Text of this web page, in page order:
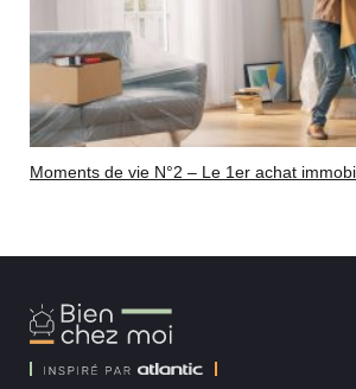
Moments de vie N°2 – Le 1er achat
Bien
Chez